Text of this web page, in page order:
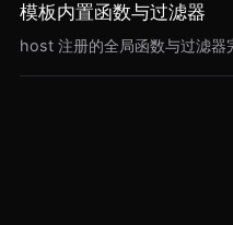
模板内置函数与过滤器
host 注册的全局函数与过滤器